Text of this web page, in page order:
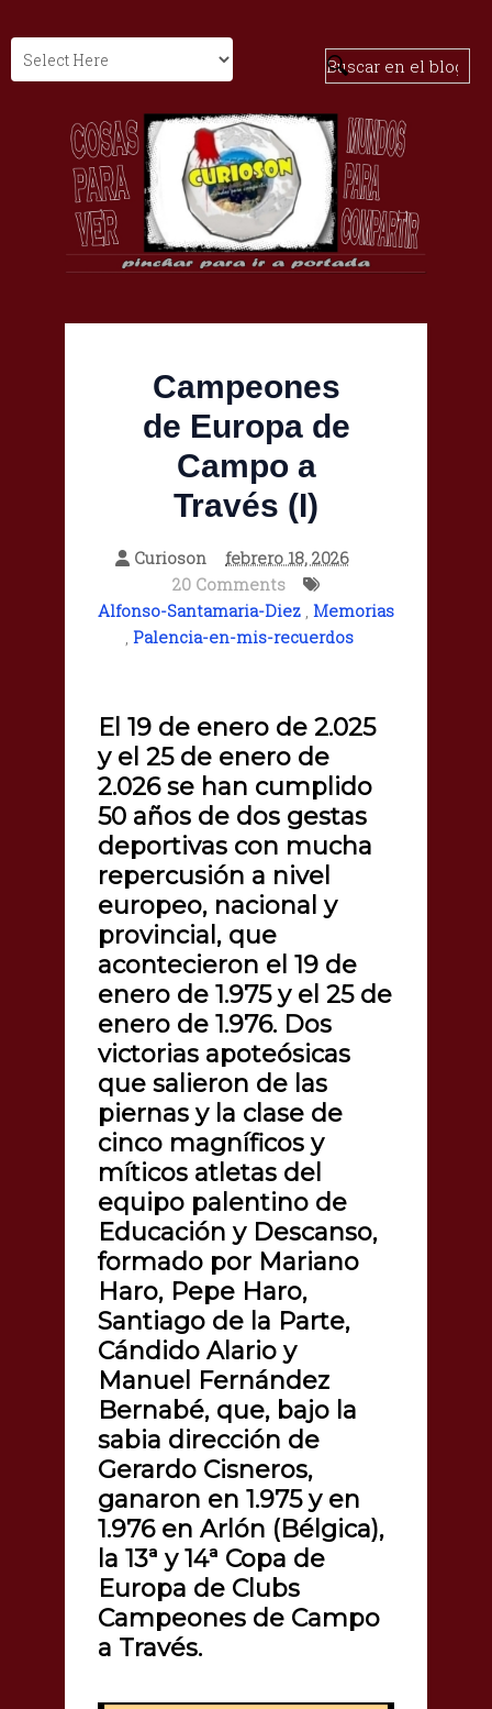
Campeones
de Europa de
Campo a
Través (I)
Curioson
febrero 18, 2026
20 Comments
Alfonso-Santamaria-Diez , Memorias
, Palencia-en-mis-recuerdos
El 19 de enero de 2.025
y el 25 de enero de
2.026 se han cumplido
50 años de dos gestas
deportivas con mucha
repercusión a nivel
europeo, nacional y
provincial, que
acontecieron el 19 de
enero de 1.975 y el 25 de
enero de 1.976. Dos
victorias apoteósicas
que salieron de las
piernas y la clase de
cinco magníficos y
míticos atletas del
equipo palentino de
Educación y Descanso,
formado por Mariano
Haro, Pepe Haro,
Santiago de la Parte,
Cándido Alario y
Manuel Fernández
Bernabé, que, bajo la
sabia dirección de
Gerardo Cisneros,
ganaron en 1.975 y en
1.976 en Arlón (Bélgica),
la 13ª y 14ª Copa de
Europa de Clubs
Campeones de Campo
a Través.